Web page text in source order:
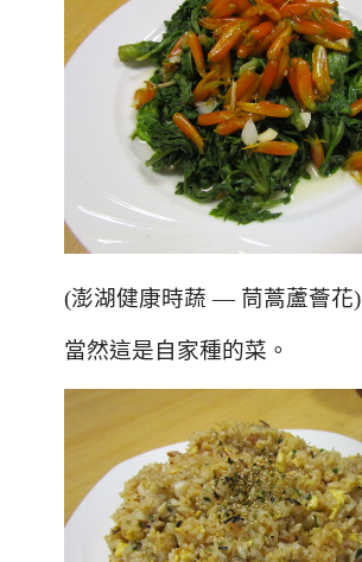
(澎湖健康時蔬 — 茼蒿蘆薈花)
當然這是自家種的菜。